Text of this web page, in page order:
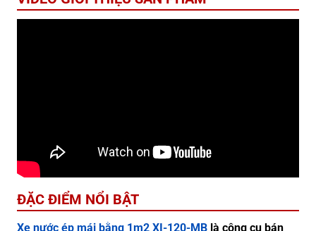
ĐẶC ĐIỂM NỔI BẬT
Xe nước ép mái bằng 1m2 XI-120-MB là công cụ bán